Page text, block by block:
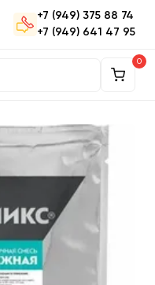
+7 (949) 375 88 74
+7 (949) 641 47 95
0